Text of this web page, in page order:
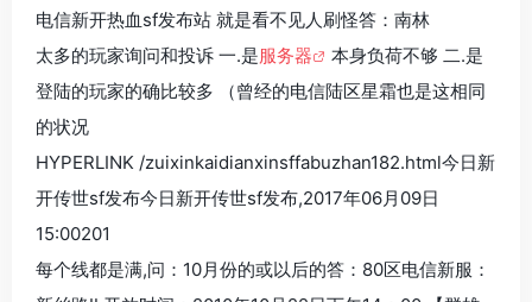
电信新开热血sf发布站 就是看不见人刷怪答：南林
太多的玩家询问和投诉 一.是服务器
本身负荷不够 二.是
登陆的玩家的确比较多 （曾经的电信陆区星霜也是这相同
的状况
HYPERLINK /zuixinkaidianxinsffabuzhan182.html今日新
开传世sf发布今日新开传世sf发布,2017年06月09日
15:00201
每个线都是满,问：10月份的或以后的答：80区电信新服：